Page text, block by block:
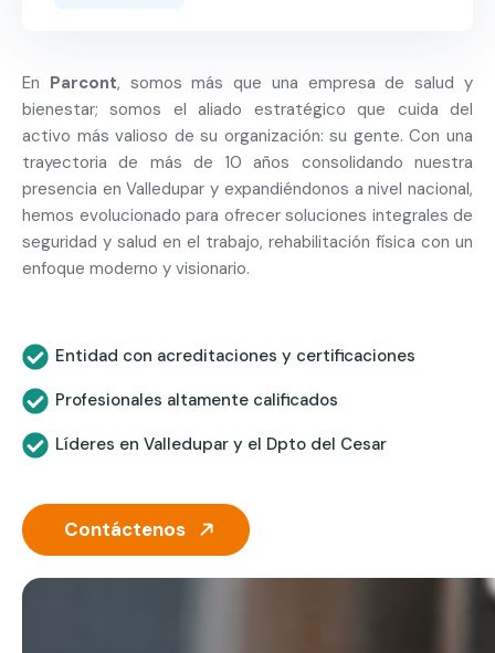
En Parcont, somos más que una empresa de salud y
bienestar; somos el aliado estratégico que cuida del
activo más valioso de su organización: su gente. Con una
trayectoria de más de 10 años consolidando nuestra
presencia en Valledupar y expandiéndonos a nivel nacional,
hemos evolucionado para ofrecer soluciones integrales de
seguridad y salud en el trabajo, rehabilitación física con un
enfoque moderno y visionario.
Entidad con acreditaciones y certificaciones
Profesionales altamente calificados
Líderes en Valledupar y el Dpto del Cesar
Contáctenos